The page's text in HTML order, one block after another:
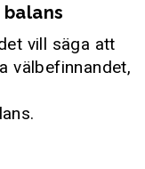
vill säga att
välbefinnandet,